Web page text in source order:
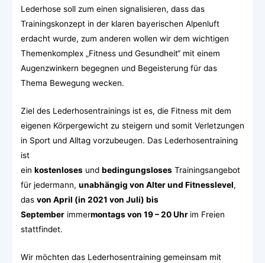
Lederhose soll zum einen signalisieren, dass das
Trainingskonzept in der klaren bayerischen Alpenluft
erdacht wurde, zum anderen wollen wir dem wichtigen
Themenkomplex „Fitness und Gesundheit“ mit einem
Augenzwinkern begegnen und Begeisterung für das
Thema Bewegung wecken.
Ziel des Lederhosentrainings ist es, die Fitness mit dem
eigenen Körpergewicht zu steigern und somit Verletzungen
in Sport und Alltag vorzubeugen. Das Lederhosentraining
ist
ein kostenlosesund bedingungslosesTrainingsangebot
für jedermann, unabhängig von Alter und Fitnesslevel,
das von April (in 2021 von Juli) bis
Septemberimmermontags von 19 – 20 Uhr im Freien
stattfindet.
Wir möchten das Lederhosentraining gemeinsam mit